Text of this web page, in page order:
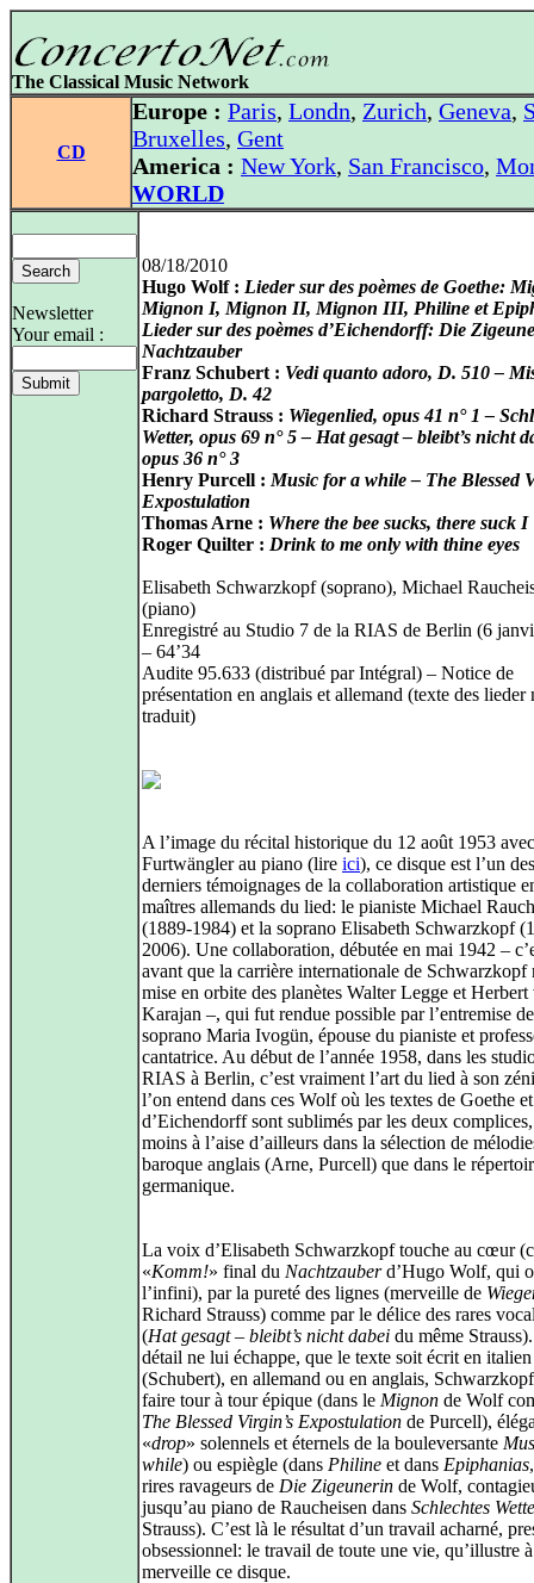
The Classical Music Network
CD
Europe : Paris, Londn, Zurich, Geneva,
Bruxelles, Gent
America : New York, San Francisco,
WORLD
Newsletter
Your email :
08/18/2010
Hugo Wolf : Lieder sur des poèmes de Goethe:
Mignon I, Mignon II, Mignon III, Philine et
Lieder sur des poèmes d’Eichendorff: Die
Nachtzauber
Franz Schubert : Vedi quanto adoro, D. 510 –
pargoletto, D. 42
Richard Strauss : Wiegenlied, opus 41 n° 1 –
Wetter, opus 69 n° 5 – Hat gesagt – bleibt’s nicht
opus 36 n° 3
Henry Purcell : Music for a while – The Blessed
Expostulation
Thomas Arne : Where the bee sucks, there suck I
Roger Quilter : Drink to me only with thine eyes
Elisabeth Schwarzkopf (soprano), Michael
(piano)
Enregistré au Studio 7 de la RIAS de Berlin (6
– 64’34
Audite 95.633 (distribué par Intégral) – Notice de
présentation en anglais et allemand (texte des lieder
traduit)
A l’image du récital historique du 12 août 1953 avec
Furtwängler au piano (lire ici), ce disque est l’un
derniers témoignages de la collaboration artistique
maîtres allemands du lied: le pianiste Michael
(1889-1984) et la soprano Elisabeth Schwarzkopf
2006). Une collaboration, débutée en mai 1942 –
avant que la carrière internationale de Schwarzkopf
mise en orbite des planètes Walter Legge et Herbert
Karajan –, qui fut rendue possible par l’entremise
soprano Maria Ivogün, épouse du pianiste et
cantatrice. Au début de l’année 1958, dans les
RIAS à Berlin, c’est vraiment l’art du lied à son
l’on entend dans ces Wolf où les textes de Goethe et
d’Eichendorff sont sublimés par les deux
moins à l’aise d’ailleurs dans la sélection de
baroque anglais (Arne, Purcell) que dans le
germanique.
La voix d’Elisabeth Schwarzkopf touche au cœur
«Komm!» final du Nachtzauberd’Hugo Wolf, qui
l’infini), par la pureté des lignes (merveille de
Richard Strauss) comme par le délice des rares
(Hat gesagt – bleibt’s nicht dabei du même
détail ne lui échappe, que le texte soit écrit en italien
(Schubert), en allemand ou en anglais,
faire tour à tour épique (dans le Mignon de Wolf
The Blessed Virgin’s Expostulation de Purcell),
«drop» solennels et éternels de la bouleversante
while) ou espiègle (dans Philine et dans Epiphanias
rires ravageurs de Die Zigeunerin de Wolf,
jusqu’au piano de Raucheisen dans Schlechtes
Strauss). C’est là le résultat d’un travail acharné,
obsessionnel: le travail de toute une vie, qu’illustre à
merveille ce disque.